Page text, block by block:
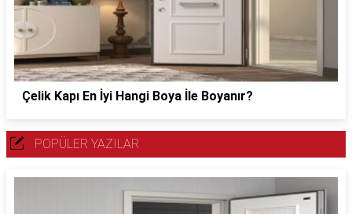
Çelik Kapı En İyi Hangi Boya İle Boyanır?
POPÜLER YAZILAR